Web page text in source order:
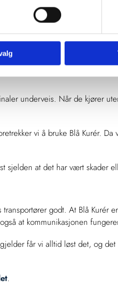
at de er til å stole på. Blå
underveis. Når de kjører
vi å bruke Blå Kurér.
sjelden at det har vært skader
godt. At Blå Kurér
at kommunikasjonen
får vi alltid løst det, og
.